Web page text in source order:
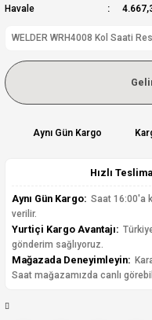
Havale
WELDER WRH4008 Kol Saati
Aynı Gün Kargo
Hızlı
Aynı Gün Kargo: Saat 16:00'a
verilir.
Yurtiçi Kargo Avantajı:
gönderim sağlıyoruz.
Mağazada Deneyimleyin:
Saat mağazamızda canlı